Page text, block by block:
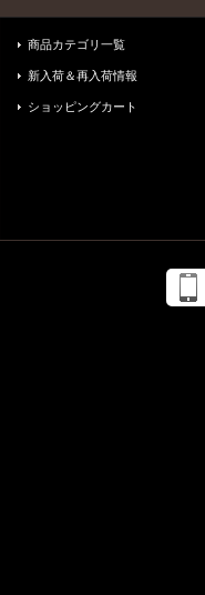
商品カテゴリ一覧
新入荷＆再入荷情報
ショッピングカート